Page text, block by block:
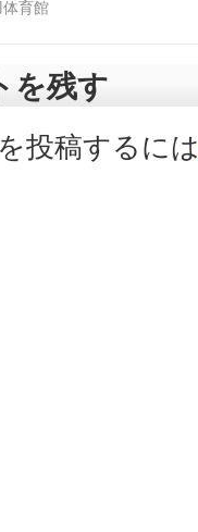
育館
を残す
投稿するには